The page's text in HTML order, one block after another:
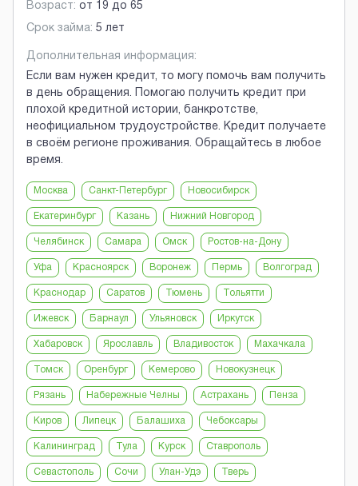
Возраст: от 19 до 65
Срок займа: 5 лет
Дополнительная информация:
Если вам нужен кредит, то могу помочь вам получить
в день обращения. Помогаю получить кредит при
плохой кредитной истории, банкротстве,
неофициальном трудоустройстве. Кредит получаете
в своём регионе проживания. Обращайтесь в любое
время.
Москва Санкт-Петербург Новосибирск
Екатеринбург Казань Нижний Новгород
Челябинск Самара Омск Ростов-на-Дону
Уфа Красноярск Воронеж Пермь Волгоград
Краснодар Саратов Тюмень Тольятти
Ижевск Барнаул Ульяновск Иркутск
Хабаровск Ярославль Владивосток Махачкала
Томск Оренбург Кемерово Новокузнецк
Рязань Набережные Челны Астрахань Пенза
Киров Липецк Балашиха Чебоксары
Калининград Тула Курск Ставрополь
Севастополь Сочи Улан-Удэ Тверь